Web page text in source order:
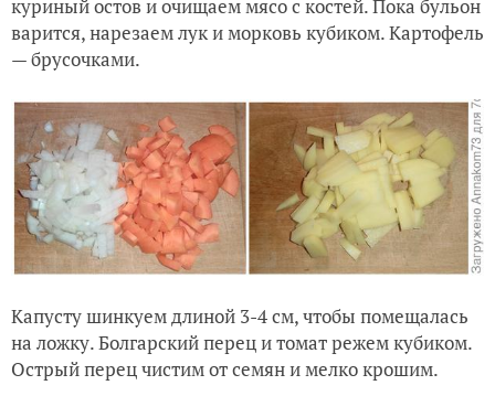
куриный остов и очищаем мясо с костей. Пока бульон
варится, нарезаем лук и морковь кубиком. Картофель
— брусочками.
Капусту шинкуем длиной 3-4 см, чтобы помещалась
на ложку. Болгарский перец и томат режем кубиком.
Острый перец чистим от семян и мелко крошим.